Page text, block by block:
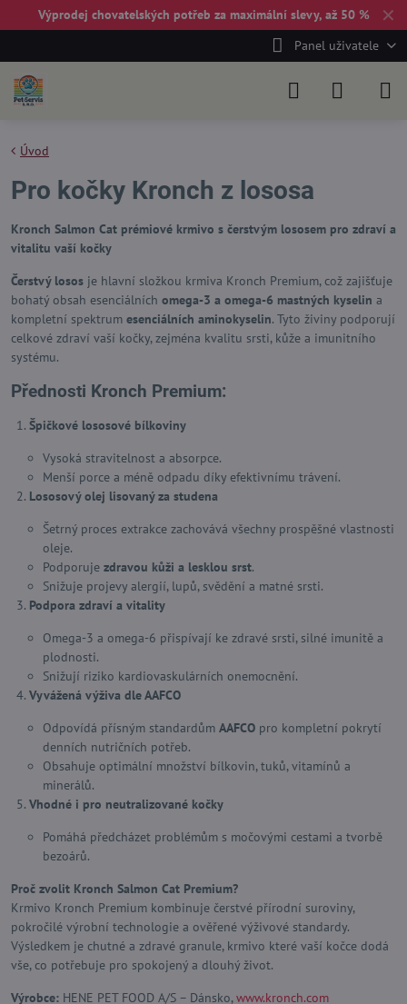
✕
Výprodej chovatelských potřeb za maximální slevy, až 50 %
Panel uživatele
Úvod
Pro kočky Kronch z lososa
Kronch Salmon Cat prémiové krmivo s čerstvým lososem pro zdraví a
vitalitu vaší kočky
Čerstvý losos je hlavní složkou krmiva Kronch Premium, což zajišťuje
bohatý obsah esenciálních omega-3 a omega-6 mastných kyselin a
kompletní spektrum esenciálních aminokyselin. Tyto živiny podporují
celkové zdraví vaší kočky, zejména kvalitu srsti, kůže a imunitního
systému.
Přednosti Kronch Premium:
Špičkové lososové bílkoviny
Vysoká stravitelnost a absorpce.
Menší porce a méně odpadu díky efektivnímu trávení.
Lososový olej lisovaný za studena
Šetrný proces extrakce zachovává všechny prospěšné vlastnosti
oleje.
Podporuje zdravou kůži a lesklou srst.
Snižuje projevy alergií, lupů, svědění a matné srsti.
Podpora zdraví a vitality
Omega-3 a omega-6 přispívají ke zdravé srsti, silné imunitě a
plodnosti.
Snižují riziko kardiovaskulárních onemocnění.
Vyvážená výživa dle AAFCO
Odpovídá přísným standardům AAFCO pro kompletní pokrytí
denních nutričních potřeb.
Obsahuje optimální množství bílkovin, tuků, vitamínů a
minerálů.
Vhodné i pro neutralizované kočky
Pomáhá předcházet problémům s močovými cestami a tvorbě
bezoárů.
Proč zvolit Kronch Salmon Cat Premium?
Krmivo Kronch Premium kombinuje čerstvé přírodní suroviny,
pokročilé výrobní technologie a ověřené výživové standardy.
Výsledkem je chutné a zdravé granule, krmivo které vaší kočce dodá
vše, co potřebuje pro spokojený a dlouhý život.
Výrobce: HENE PET FOOD A/S – Dánsko,www.kronch.com